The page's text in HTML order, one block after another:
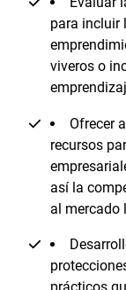
para incluir
viveros o
Ofrecer
recursos
así la
al mercado